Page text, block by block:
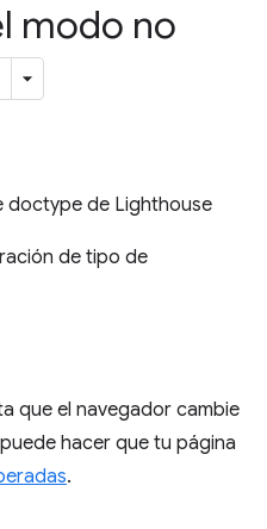
modo no
doctype de Lighthouse
de tipo de
que el navegador cambie
hacer que tu página
.